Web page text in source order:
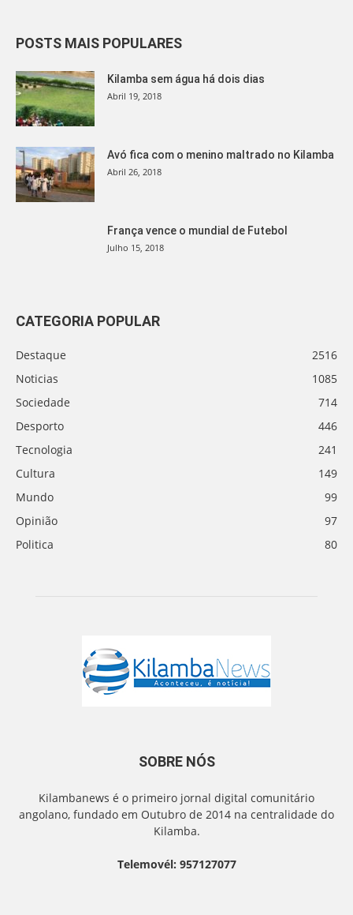
POSTS MAIS POPULARES
Kilamba sem água há dois dias
Abril 19, 2018
Avó fica com o menino maltrado no Kilamba
Abril 26, 2018
França vence o mundial de Futebol
Julho 15, 2018
CATEGORIA POPULAR
Destaque
2516
Noticias
1085
Sociedade
714
Desporto
446
Tecnologia
241
Cultura
149
Mundo
99
Opinião
97
Politica
80
SOBRE NÓS
Kilambanews é o primeiro jornal digital comunitário
angolano, fundado em Outubro de 2014 na centralidade do
Kilamba.
Telemovél: 957127077